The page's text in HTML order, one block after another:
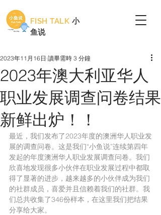
FISH TALK 小
鱼说
2023年澳大利亚华人
职业发展调查问卷结果
新鲜出炉！！
2023年11月16日 讀畢需時 3 分鐘
最近，我们发布了2023年度的澳洲华人职业发
展的调查问卷。这是我们“小鱼说”连续第四年
发起的年度澳洲华人职业发展调查问卷。我们
欣喜地发现很多小伙伴在职业发展过程中都取
得了显著的进步，越来越多的小伙伴成为我们
的社群成员，喜爱并且信赖着我们的社群。我
们总共收集了346份样本，在这里我们把结果
分享给大家。